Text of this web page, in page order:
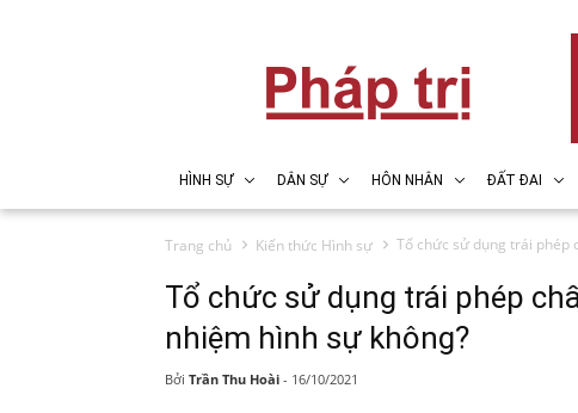
HÌNH SỰ DÂN SỰ HÔN NHÂN ĐẤT ĐAI
Trang chủ Kiến thức Hình sự Tổ chức sử dụng trái phép
Tổ chức sử dụng trái phép
nhiệm hình sự không?
Bởi Trần Thu Hoài - 16/10/2021